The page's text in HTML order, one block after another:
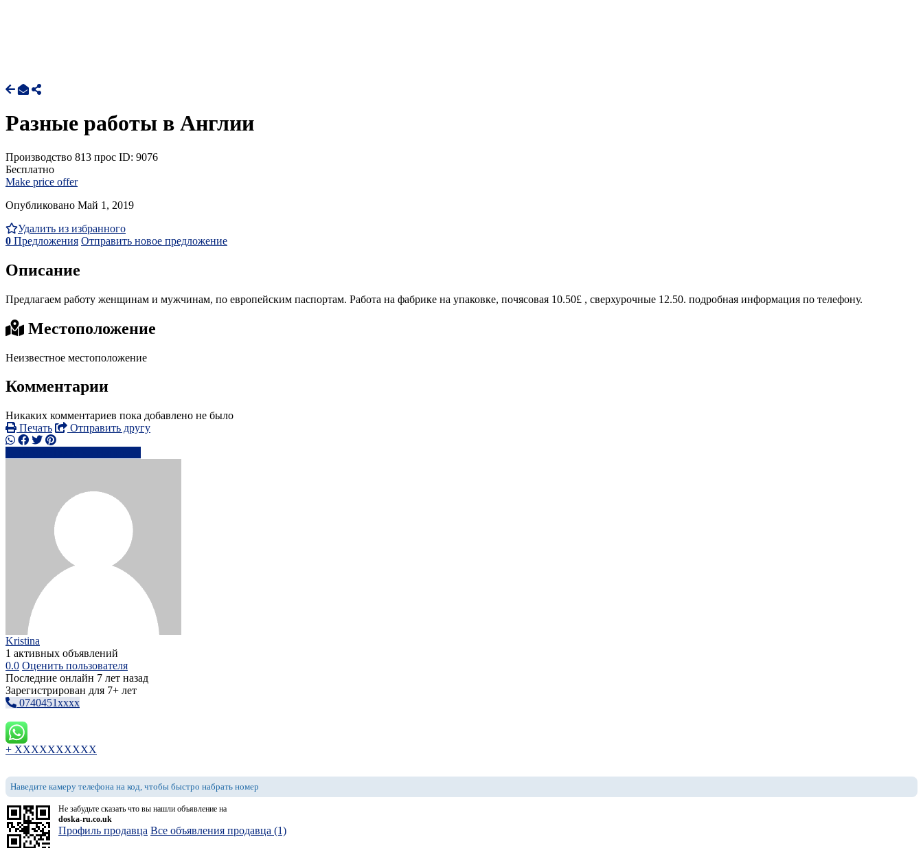
Разные работы в Англии
Производство 813 прос ID: 9076
Бесплатно
Make price offer
Опубликовано Май 1, 2019
Удалить из избранного
0 Предложения Отправить новое предложение
Описание
Предлагаем работу женщинам и мужчинам, по европейским паспортам. Работа на фабрике на упаковке, почясовая 10.50£ , сверхурочные 12.50. подробная информация по телефону.
Местоположение
Неизвестное местоположение
Комментарии
Никаких комментариев пока добавлено не было
Печать
Отправить другу
Kristina
1 активных объявлений
0.0 Оценить пользователя
Последние онлайн 7 лет назад
Зарегистрирован для 7+ лет
0740451xxxx
+ XXXXXXXXXX
Наведите камеру телефона на код, чтобы быстро набрать номер
Не забудьте сказать что вы нашли объявление на
doska-ru.co.uk
Профиль продавца Все объявления продавца (1)